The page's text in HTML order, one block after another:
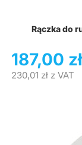
Rączka do
187,00 zł
230,01 złz VAT